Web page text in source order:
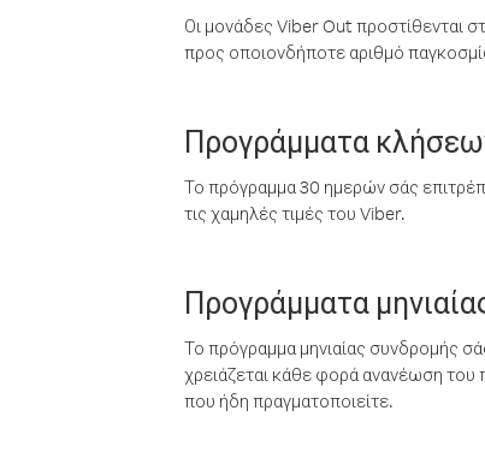
Οι μονάδες Viber Out προστίθενται
προς οποιονδήποτε αριθμό
Προγράμματα
Το πρόγραμμα 30 ημερών σάς
τις χαμηλές τιμές του Viber.
Προγράμματα
Το πρόγραμμα μηνιαίας συνδρομής
χρειάζεται κάθε φορά ανανέωση του
που ήδη πραγματοποιείτε.